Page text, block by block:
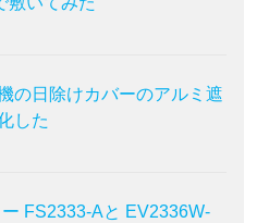
の日除けカバーのアルミ遮
した
FS2333-Aと EV2336W-